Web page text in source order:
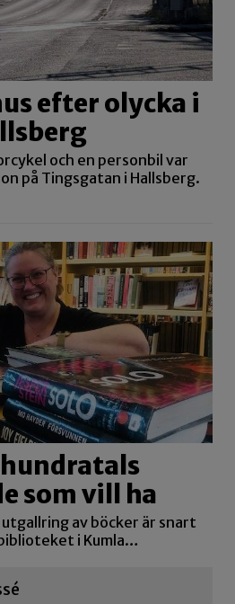
efter olycka i
och en personbil var
på Tingsgatan i Hallsberg.
som vill ha
utgallring av böcker är snart
i Kumla…